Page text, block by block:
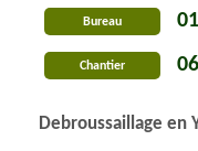
Bureau
Chantier
Debroussaillage en